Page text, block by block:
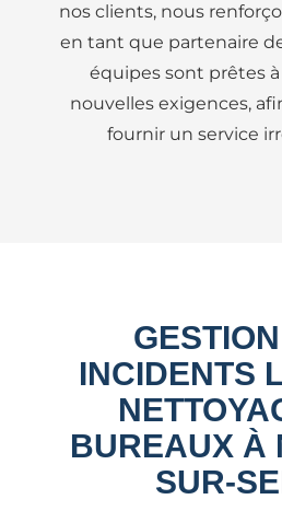
nos clients, nous
en tant que partenaire
équipes sont prêtes à
nouvelles exigences,
fournir un service
INCIDENTS
BUREAUX À
SUR-